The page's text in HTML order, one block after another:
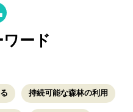
ード
持続可能な森林の利用